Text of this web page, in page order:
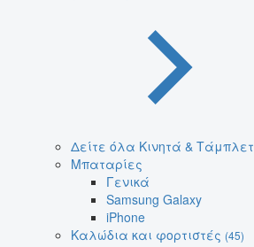
Δείτε όλα Κινητά & Τάμπλετ
Μπαταρίες
Γενικά
Samsung Galaxy
iPhone
Καλώδια και φορτιστές (45)